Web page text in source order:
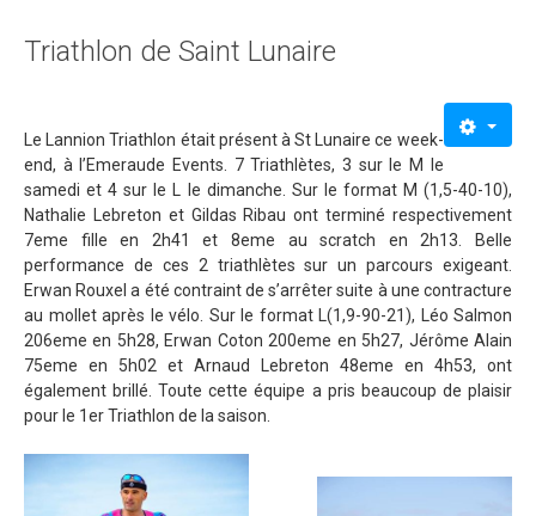
Triathlon de Saint Lunaire
Le Lannion Triathlon était présent à St Lunaire ce week-
end, à l’Emeraude Events. 7 Triathlètes, 3 sur le M le
samedi et 4 sur le L le dimanche. Sur le format M (1,5-40-10),
Nathalie Lebreton et Gildas Ribau ont terminé respectivement
7eme fille en 2h41 et 8eme au scratch en 2h13. Belle
performance de ces 2 triathlètes sur un parcours exigeant.
Erwan Rouxel a été contraint de s’arrêter suite à une contracture
au mollet après le vélo. Sur le format L(1,9-90-21), Léo Salmon
206eme en 5h28, Erwan Coton 200eme en 5h27, Jérôme Alain
75eme en 5h02 et Arnaud Lebreton 48eme en 4h53, ont
également brillé. Toute cette équipe a pris beaucoup de plaisir
pour le 1er Triathlon de la saison.